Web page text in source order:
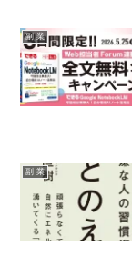
副 業
副 業